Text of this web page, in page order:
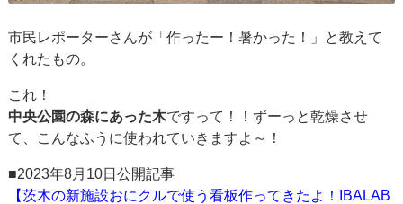
市民レポーターさんが「作ったー！暑かった！」と教えて
くれたもの。
これ！
中央公園の森にあった木ですって！！ずーっと乾燥させ
て、こんなふうに使われていきますよ～！
■2023年8月10日公開記事
【茨木の新施設おにクルで使う看板作ってきたよ！IBALAB